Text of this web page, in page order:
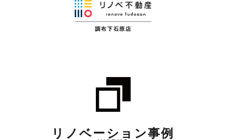
リノベーション事例